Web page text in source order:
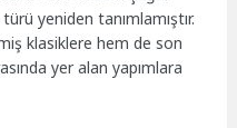
yeniden tanımlamıştır.
klasiklere hem de son
yer alan yapımlara